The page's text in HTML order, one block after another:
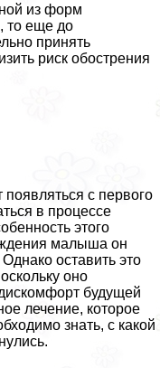
из форм
то еще до
принять
риск обострения
с первого
в процессе
этого
малыша он
оставить это
оно
будущей
лечение, которое
знать, с какой